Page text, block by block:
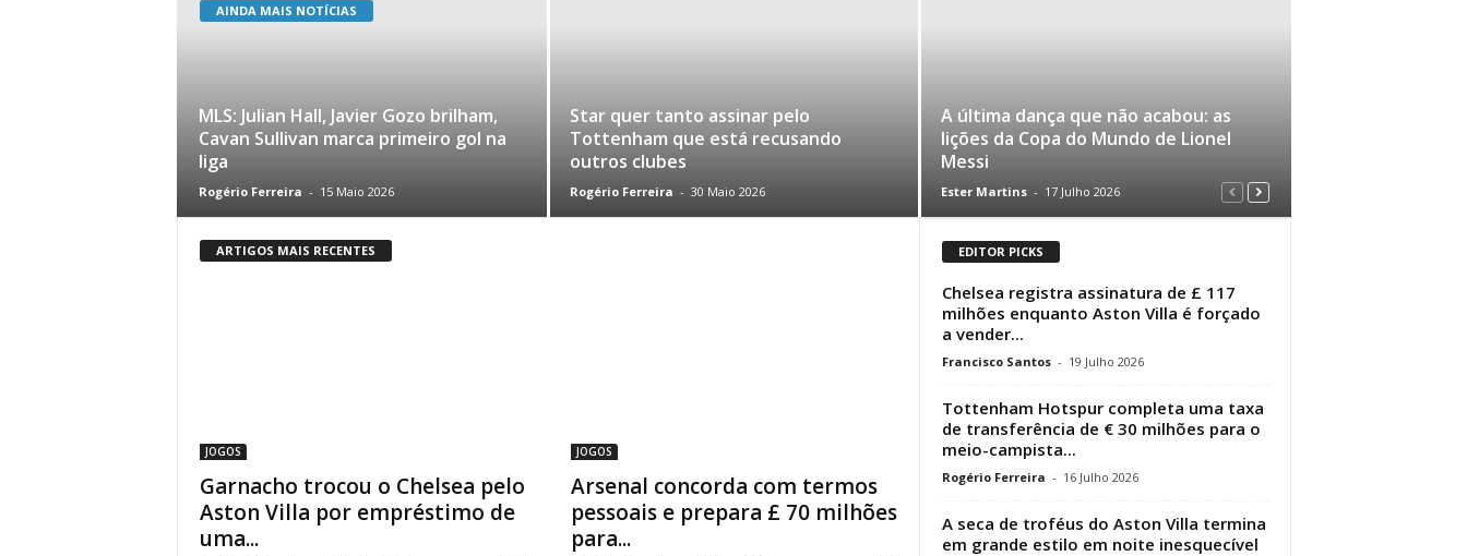
AINDA MAIS NOTÍCIAS
MLS: Julian Hall, Javier Gozo brilham,
Cavan Sullivan marca primeiro gol na
liga
Rogério Ferreira - 15 Maio 2026
Star quer tanto assinar pelo
Tottenham que está recusando
outros clubes
Rogério Ferreira - 30 Maio 2026
A última dança que não acabou: as
lições da Copa do Mundo de Lionel
Messi
Ester Martins - 17 Julho 2026
ARTIGOS MAIS RECENTES
JOGOS
Garnacho trocou o Chelsea pelo
Aston Villa por empréstimo de
uma...
JOGOS
Arsenal concorda com termos
pessoais e prepara £ 70 milhões
para...
EDITOR PICKS
Chelsea registra assinatura de £ 117
milhões enquanto Aston Villa é forçado
a vender...
Francisco Santos - 19 Julho 2026
Tottenham Hotspur completa uma taxa
de transferência de € 30 milhões para o
meio-campista...
Rogério Ferreira - 16 Julho 2026
A seca de troféus do Aston Villa termina
em grande estilo em noite inesquecível